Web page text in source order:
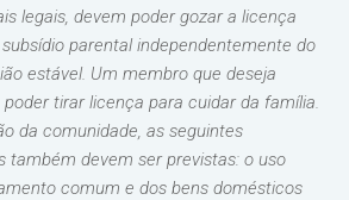
legais, devem poder gozar a licença
parental independentemente do
estável. Um membro que deseja
tirar licença para cuidar da família.
da comunidade, as seguintes
também devem ser previstas: o uso
comum e dos bens domésticos